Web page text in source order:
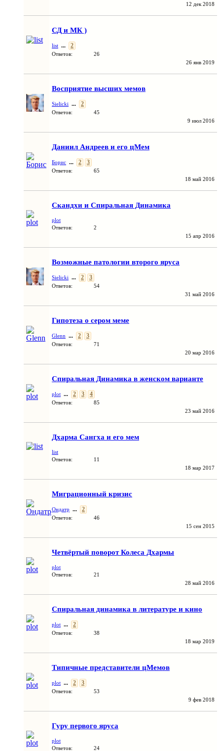
12 дек 2018
СД и МК )
list ... 2
Ответов:
26
26 янв 2019
Восприятие высших мемов
Sielicki ... 2
Ответов:
45
9 июл 2016
Даниил Андреев и его цМем
Борис ... 2 3
Ответов:
65
18 май 2016
Скандхи и Спиральная Динамика
plot
Ответов:
2
15 апр 2016
Возможные патологии второго яруса
Sielicki ... 2 3
Ответов:
54
31 май 2016
Гипотеза о сером меме
Glenn ... 2 3
Ответов:
71
20 мар 2016
Спиральная Динамика в женском варианте
plot ... 2 3 4
Ответов:
85
23 май 2016
Дхарма Сангха и его мем
list
Ответов:
11
18 мар 2017
Миграционный кризис
Ондатр ... 2
Ответов:
46
15 сен 2015
Четвёртый поворот Колеса Дхармы
plot
Ответов:
21
28 май 2016
Спиральная динамика в литературе и кино
plot ... 2
Ответов:
38
18 мар 2019
Типичные представители цМемов
plot ... 2 3
Ответов:
53
9 фев 2018
Гуру первого яруса
plot
Ответов:
24